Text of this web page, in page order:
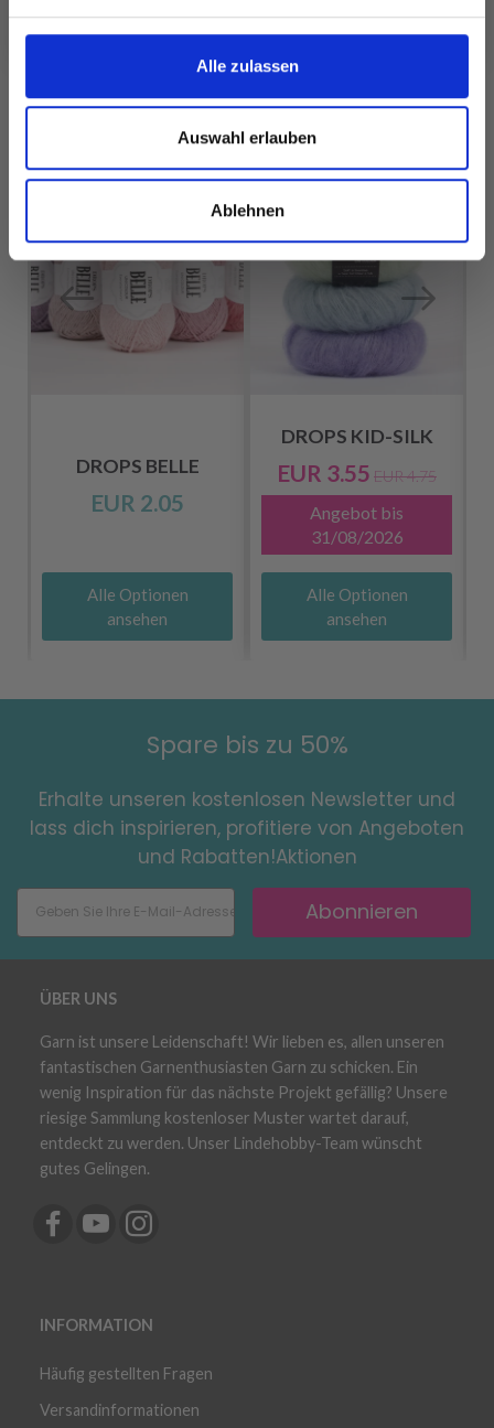
Alle zulassen
Auswahl erlauben
Ablehnen
DROPS BELLE
EUR 2.05
Alle Optionen
ansehen
25%
DROPS KID-SILK
EUR 3.55 EUR 4.75
Angebot bis
31/08/2026
Alle Optionen
ansehen
Spare bis zu 50%
Erhalte unseren kostenlosen Newsletter und
lass dich inspirieren, profitiere von Angeboten
und Rabatten!Aktionen
Abonnieren
ÜBER UNS
Garn ist unsere Leidenschaft! Wir lieben es, allen unseren
fantastischen Garnenthusiasten Garn zu schicken. Ein
wenig Inspiration für das nächste Projekt gefällig? Unsere
riesige Sammlung kostenloser Muster wartet darauf,
entdeckt zu werden. Unser Lindehobby-Team wünscht
gutes Gelingen.
INFORMATION
Häufig gestellten Fragen
Versandinformationen